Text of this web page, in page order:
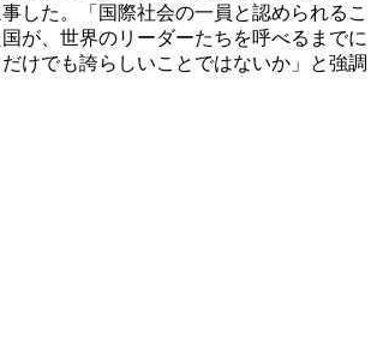
した。「国際社会の一員と認められるこ
が、世界のリーダーたちを呼べるまでに
けでも誇らしいことではないか」と強調